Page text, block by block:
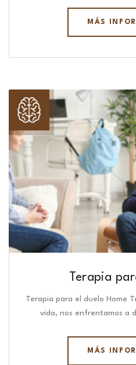
MÁS
Terapia
Terapia para el duelo Home
vida, nos enfrentamos a
MÁS